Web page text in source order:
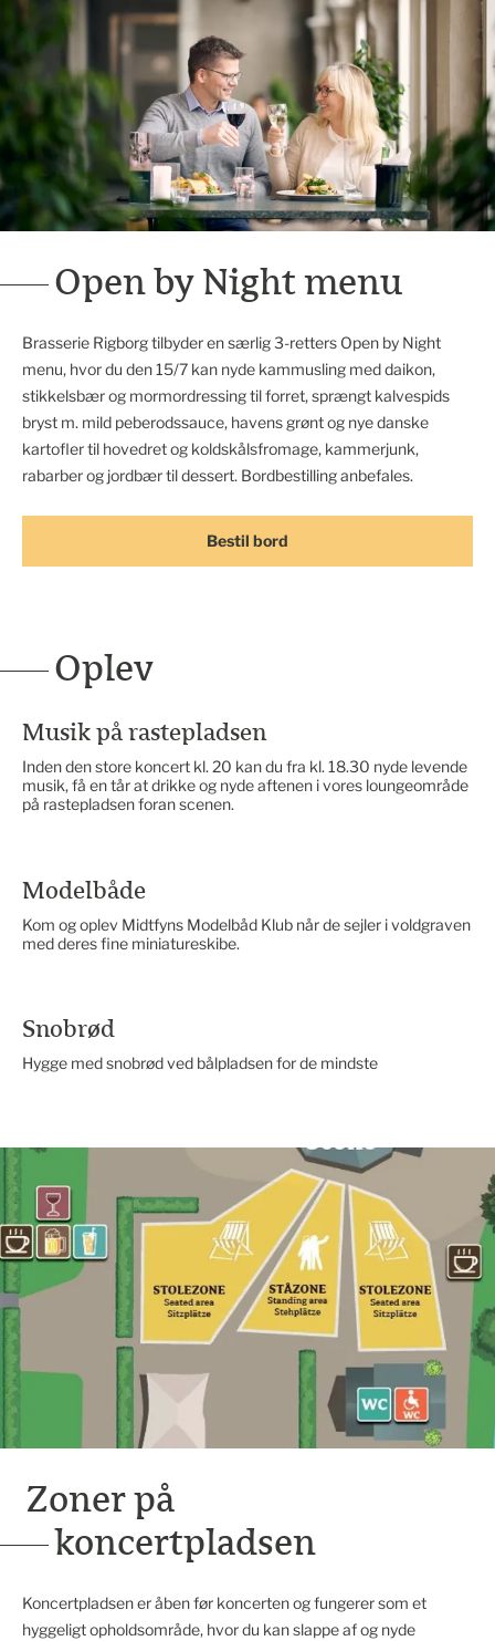
Open by Night menu
Brasserie Rigborg tilbyder en særlig 3-retters Open by Night
menu, hvor du den 15/7 kan nyde kammusling med daikon,
stikkelsbær og mormordressing til forret, sprængt kalvespids
bryst m. mild peberodssauce, havens grønt og nye danske
kartofler til hovedret og koldskålsfromage, kammerjunk,
rabarber og jordbær til dessert. Bordbestilling anbefales.
Bestil bord
Oplev
Musik på rastepladsen
Inden den store koncert kl. 20 kan du fra kl. 18.30 nyde levende
musik, få en tår at drikke og nyde aftenen i vores loungeområde
på rastepladsen foran scenen.
Modelbåde
Kom og oplev Midtfyns Modelbåd Klub når de sejler i voldgraven
med deres fine miniatureskibe.
Snobrød
Hygge med snobrød ved bålpladsen for de mindste
Zoner på
koncertpladsen
Koncertpladsen er åben før koncerten og fungerer som et
hyggeligt opholdsområde, hvor du kan slappe af og nyde